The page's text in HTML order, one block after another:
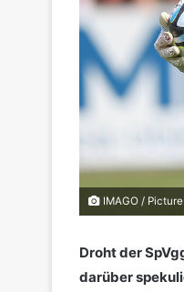
IMAGO /
Droht der
darüber